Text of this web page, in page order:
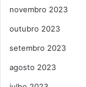
novembro 2023
outubro 2023
setembro 2023
agosto 2023